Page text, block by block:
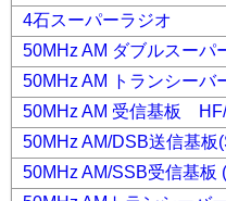
4石スーパーラジオ
50MHz AM ダブルスーパ
50MHz AM トランシー
50MHz AM 受信基板
50MHz AM/DSB送信基板
50MHz AM/SSB受信基板